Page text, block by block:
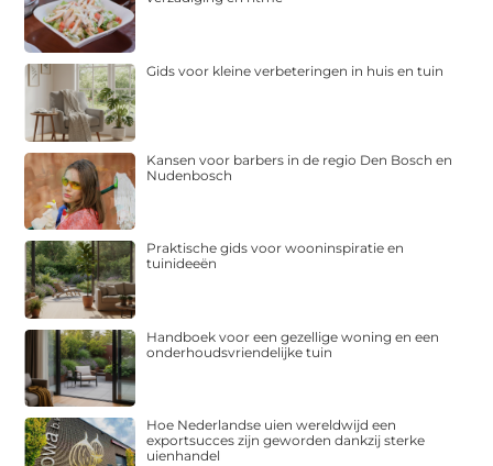
Gids voor kleine verbeteringen in huis en tuin
Kansen voor barbers in de regio Den Bosch en
Nudenbosch
Praktische gids voor wooninspiratie en
tuinideeën
Handboek voor een gezellige woning en een
onderhoudsvriendelijke tuin
Hoe Nederlandse uien wereldwijd een
exportsucces zijn geworden dankzij sterke
uienhandel